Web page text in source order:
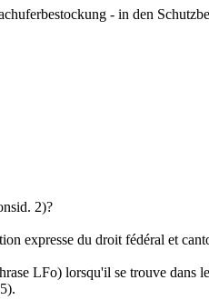
- in den
2)?
expresse du droit fédéral et
LFo) lorsqu'il se trouve dans